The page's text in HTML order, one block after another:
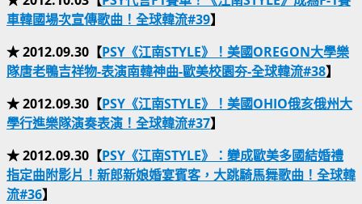
車韓國場次宣傳歌曲！全球韓流#39】
★ 2012.09.30【PSY《江南STYLE》！美國OREGON大學樂
隊唐老鴨吉祥物-表演南韓神曲-歐美校園夯-全球韓流#38】
★ 2012.09.30【PSY《江南STYLE》！美國OHIO俄亥俄州大
學行進樂隊演奏表演！全球韓流#37】
★ 2012.09.30【PSY《江南STYLE》：變成歐美多國結婚禮
指定曲附影片！新郎新娘婚宴賓客，大跳騎馬舞歌曲！全球韓
流#36】